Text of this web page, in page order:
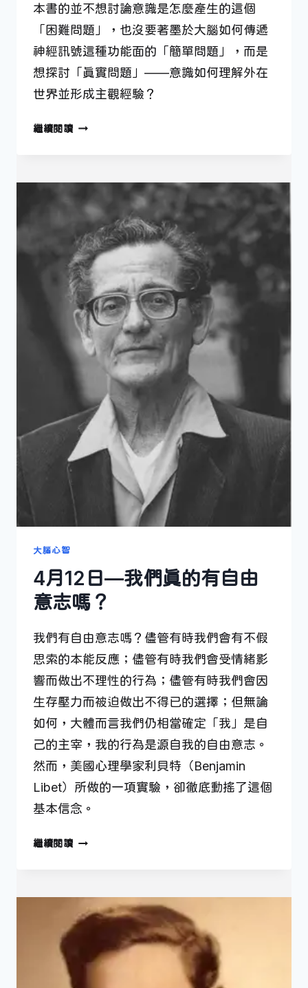
本書的並不想討論意識是怎麼產生的這個
「困難問題」，也沒要著墨於大腦如何傳遞
神經訊號這種功能面的「簡單問題」，而是
想探討「真實問題」——意識如何理解外在
世界並形成主觀經驗？
繼續閱讀【好
己》
大腦心智
4月12日—我們真的有自由
意志嗎？
我們有自由意志嗎？儘管有時我們會有不假
思索的本能反應；儘管有時我們會受情緒影
響而做出不理性的行為；儘管有時我們會因
生存壓力而被迫做出不得已的選擇；但無論
如何，大體而言我們仍相當確定「我」是自
己的主宰，我的行為是源自我的自由意志。
然而，美國心理學家利貝特（Benjamin
Libet）所做的一項實驗，卻徹底動搖了這個
基本信念。
繼續閱讀4
我